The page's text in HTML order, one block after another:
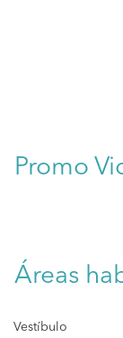
Promo
Áreas
Vestíbulo